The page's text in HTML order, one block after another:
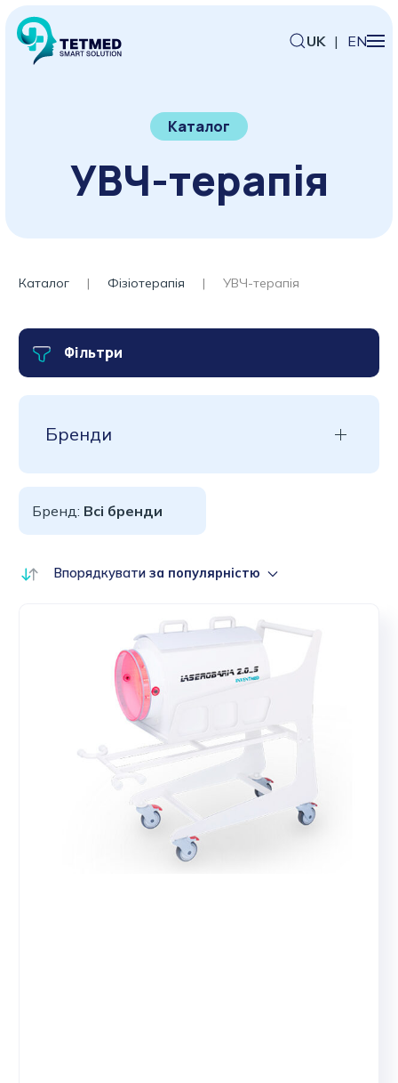
UK | EN
Каталог
УВЧ-терапія
Каталог Фізіотерапія УВЧ-терапія
Фільтри
Бренди
Бренд: Всі бренди
Впорядкувати за популярністю